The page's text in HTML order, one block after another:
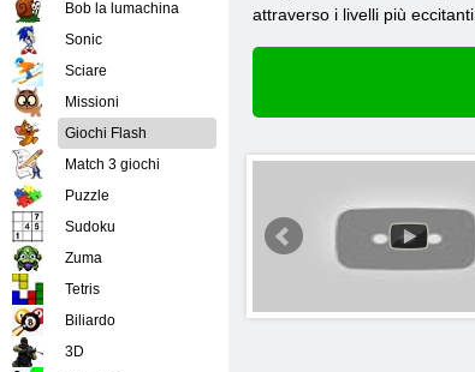
attraverso i livelli più
Bob la lumachina
Sonic
Sciare
Missioni
Giochi Flash
Match 3 giochi
Puzzle
Sudoku
Zuma
Tetris
Biliardo
3D